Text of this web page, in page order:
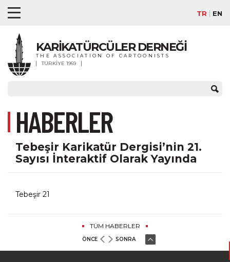
TR EN
KARİKATÜRCÜLER DERNEĞİ
THE ASSOCIATION OF CARTOONISTS
TÜRKİYE 1969
HABERLER
Tebeşir Karikatür Dergisi’nin 21.
Sayısı İnteraktif Olarak Yayında
Tebeşir 21
TÜM HABERLER
ÖNCE SONRA